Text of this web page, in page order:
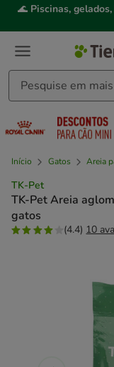
3,
mensagem,
🌊 Piscinas,
Início Gatos Areia
TK-Pet
TK-Pet Areia
gatos
(4.4) 10